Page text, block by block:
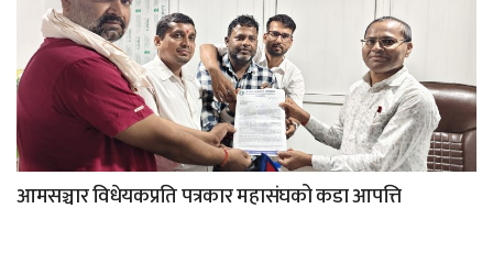
आमसञ्चार विधेयकप्रति पत्रकार महासंघको कडा आपत्ति